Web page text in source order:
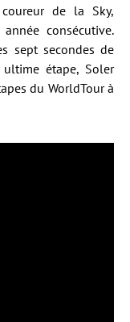
de la Sky,
consécutive.
sept secondes de
étape, Soler
du WorldTour à